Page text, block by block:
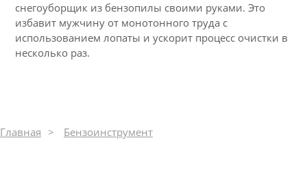
снегоуборщик из бензопилы своими руками. Это
избавит мужчину от монотонного труда с
использованием лопаты и ускорит процесс очистки в
несколько раз.
Главная Бензоинструмент